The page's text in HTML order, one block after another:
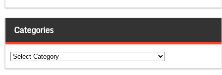
Categories
Categories